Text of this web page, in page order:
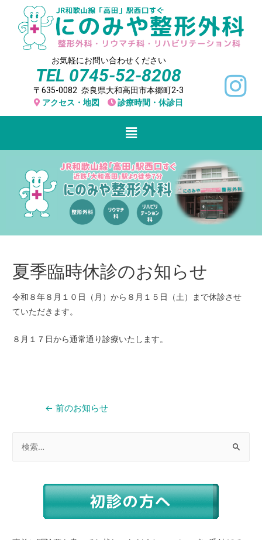
お気軽にお問い合わせください
TEL 0745-52-8208
〒635-0082 奈良県大和高田市本郷町2-3
アクセス・地図
診療時間・休診日
夏季臨時休診のお知らせ
令和８年８月１０日（月）から８月１５日（土）まで休診させ
ていただきます。
８月１７日から通常通り診療いたします。
← 前のお知らせ